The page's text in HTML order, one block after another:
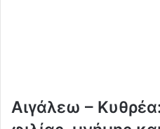
Αιγάλεω –